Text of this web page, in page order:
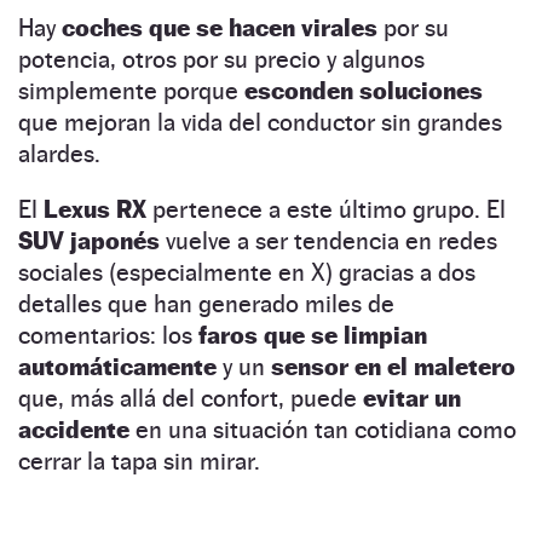
Haycoches que se hacen virales por su
potencia, otros por su precio y algunos
simplemente porque esconden soluciones
que mejoran la vida del conductor sin grandes
alardes.
El Lexus RX pertenece a este último grupo. El
SUV japonés vuelve a ser tendencia en redes
sociales (especialmente en X) gracias a dos
detalles que han generado miles de
comentarios: los faros que se limpian
automáticamente y un sensor en el maletero
que, más allá del confort, puede evitar un
accidente en una situación tan cotidiana como
cerrar la tapa sin mirar.